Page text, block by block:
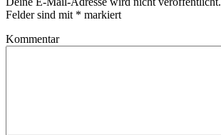
Felder sind mit * markiert
Kommentar